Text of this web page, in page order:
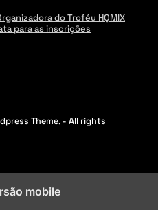
do Troféu HQMIX
para as inscrições
Theme, - All rights
mobile